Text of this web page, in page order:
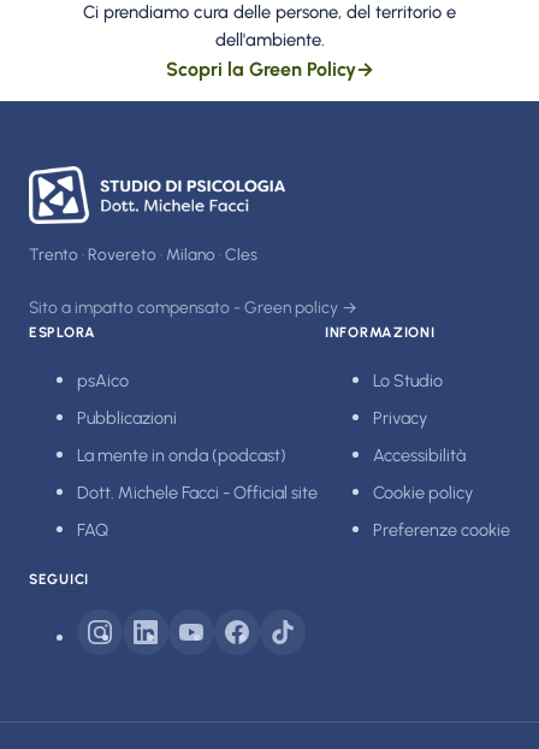
Ci prendiamo cura delle persone, del territorio e
dell'ambiente.
Scopri la Green Policy→
Trento · Rovereto · Milano · Cles
Sito a impatto compensato - Green policy →
ESPLORA
psAico
Pubblicazioni
La mente in onda (podcast)
Dott. Michele Facci - Official site
FAQ
INFORMAZIONI
Lo Studio
Privacy
Accessibilità
Cookie policy
Preferenze cookie
SEGUICI